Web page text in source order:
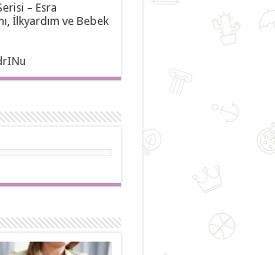
– Esra
İlkyardım ve Bebek